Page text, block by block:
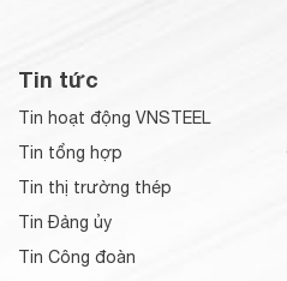
Tin tức
Tin hoạt động VNSTEEL
Tin tổng hợp
Tin thị trường thép
Tin Đảng ủy
Tin Công đoàn